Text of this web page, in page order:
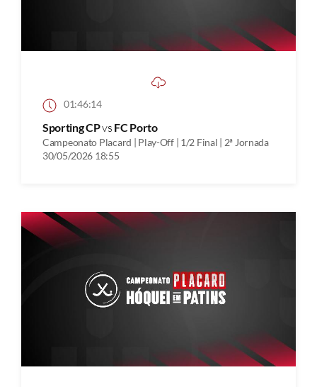
01:46:14
Sporting CPvs FC Porto
Campeonato Placard | Play-Off | 1/2 Final | 2ª Jornada
30/05/2026 18:55